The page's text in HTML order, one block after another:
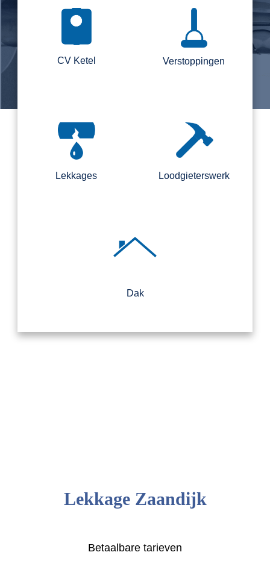
CV Ketel Verstoppingen
Lekkages Loodgieterswerk
Dak
Lekkage Zaandijk
Betaalbare tarieven